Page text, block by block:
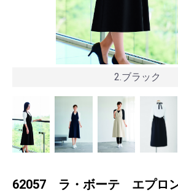
2.ブラック
62057 ラ・ボーテ エプロ